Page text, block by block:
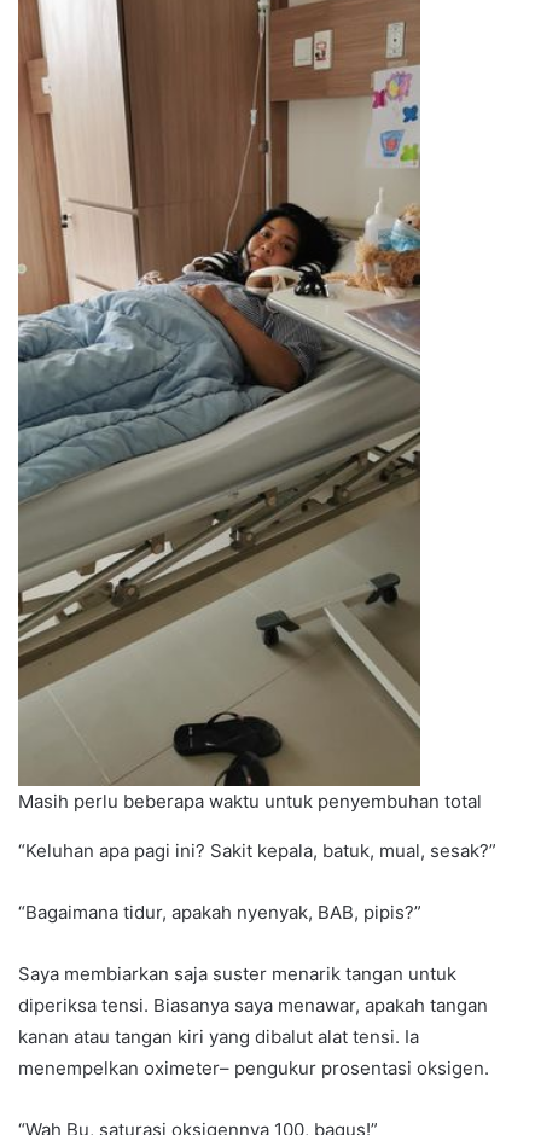
Masih perlu beberapa waktu untuk penyembuhan total
“Keluhan apa pagi ini? Sakit kepala, batuk, mual, sesak?”
“Bagaimana tidur, apakah nyenyak, BAB, pipis?”
Saya membiarkan saja suster menarik tangan untuk
diperiksa tensi. Biasanya saya menawar, apakah tangan
kanan atau tangan kiri yang dibalut alat tensi. Ia
menempelkan oximeter– pengukur prosentasi oksigen.
“Wah Bu, saturasi oksigennya 100, bagus!”